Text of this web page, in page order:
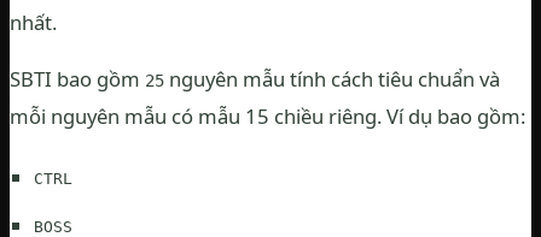
nhất.
SBTI bao gồm 25 nguyên mẫu tính cách tiêu chuẩn và
mỗi nguyên mẫu có mẫu 15 chiều riêng. Ví dụ bao gồm:
CTRL
BOSS